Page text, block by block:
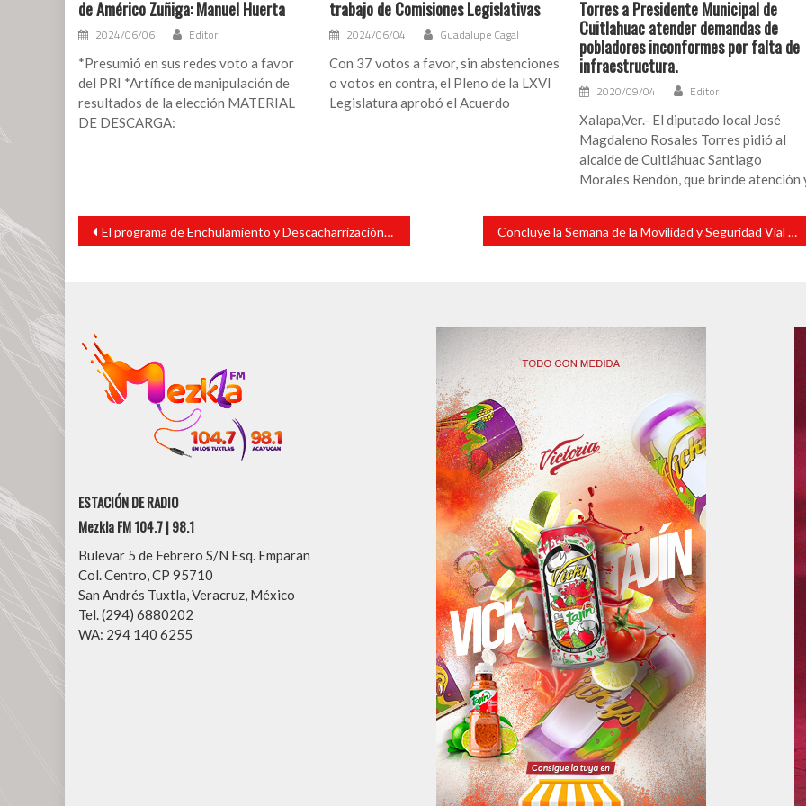
de Américo Zuñiga: Manuel Huerta
2024/06/06 Editor
*Presumió en sus redes voto a favor
del PRI *Artífice de manipulación de
resultados de la elección MATERIAL
DE DESCARGA:
trabajo de Comisiones Legislativas
2024/06/04 Guadalupe Cagal
Con 37 votos a favor, sin abstenciones
o votos en contra, el Pleno de la LXVI
Legislatura aprobó el Acuerdo
Torres a Presidente Municipal de
Cuitlahuac atender demandas de
pobladores inconformes por falta de
infraestructura.
2020/09/04 Editor
Xalapa,Ver.- El diputado local José
Magdaleno Rosales Torres pidió al
alcalde de Cuitláhuac Santiago
Morales Rendón, que brinde atención
Navegación
entradas
El programa de Enchulamiento y Descacharrización continúa transformando comunidades de San Andrés Tuxtla Concluye la Semana de la Movilidad y Seguridad Vial 2026
ESTACIÓN DE RADIO
Mezkla FM 104.7 | 98.1
Bulevar 5 de Febrero S/N Esq. Emparan
Col. Centro, CP 95710
San Andrés Tuxtla, Veracruz, México
Tel. (294) 6880202
WA: 294 140 6255